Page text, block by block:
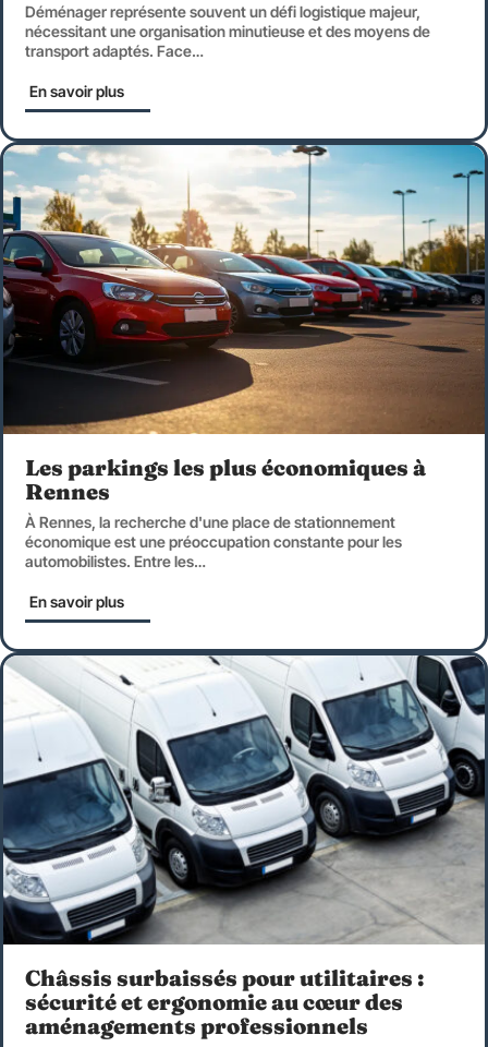
Déménager représente souvent un défi logistique majeur,
nécessitant une organisation minutieuse et des moyens de
transport adaptés. Face…
En savoir plus
Les parkings les plus économiques à
Rennes
À Rennes, la recherche d'une place de stationnement
économique est une préoccupation constante pour les
automobilistes. Entre les…
En savoir plus
Châssis surbaissés pour utilitaires :
sécurité et ergonomie au cœur des
aménagements professionnels